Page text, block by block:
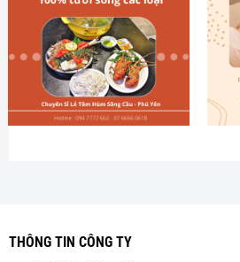
THÔNG TIN CÔNG TY